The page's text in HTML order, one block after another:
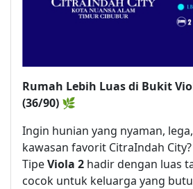
Rumah Lebih Luas di Bukit
(36/90) 🌿
Ingin hunian yang nyaman,
kawasan favorit CitraIndah City?
TipeViola 2 hadir dengan luas
cocok untuk keluarga yang